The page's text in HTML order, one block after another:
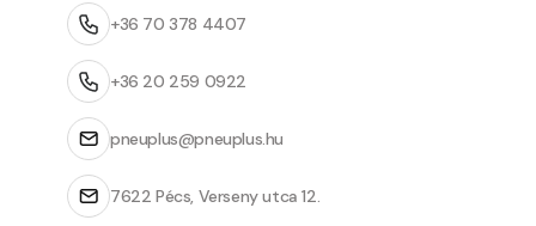
+36 70 378 4407
+36 20 259 0922
pneuplus@pneuplus.hu
7622 Pécs, Verseny utca 12.